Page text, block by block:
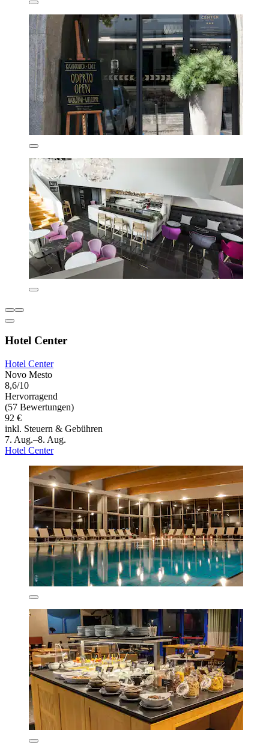
Hotel Center
Hotel Center
Novo Mesto
8,6/10
Hervorragend
(57 Bewertungen)
92 €
inkl. Steuern & Gebühren
7. Aug.–8. Aug.
Hotel Center